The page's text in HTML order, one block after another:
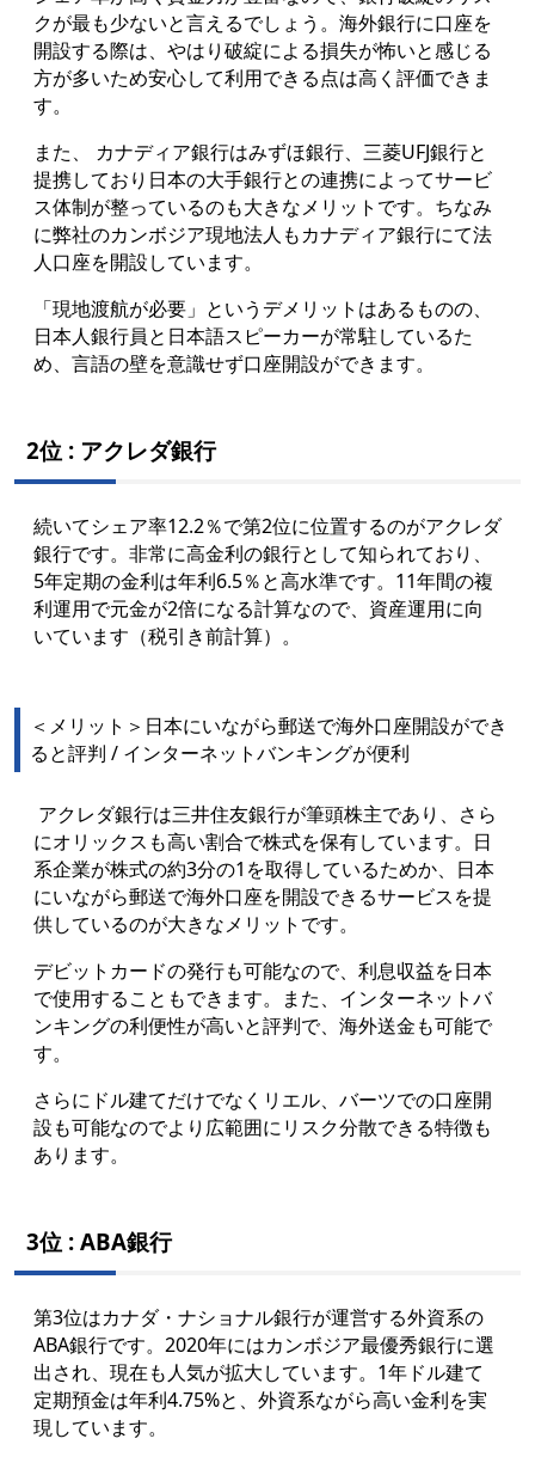
クが最も少ないと言えるでしょう。海外銀行に口座を
開設する際は、やはり破綻による損失が怖いと感じる
方が多いため安心して利用できる点は高く評価できま
す。
また、 カナディア銀行はみずほ銀行、三菱UFJ銀行と
提携しており日本の大手銀行との連携によってサービ
ス体制が整っているのも大きなメリットです。ちなみ
に弊社のカンボジア現地法人もカナディア銀行にて法
人口座を開設しています。
「現地渡航が必要」というデメリットはあるものの、
日本人銀行員と日本語スピーカーが常駐しているた
め、言語の壁を意識せず口座開設ができます。
2位 : アクレダ銀行
続いてシェア率12.2％で第2位に位置するのがアクレダ
銀行です。非常に高金利の銀行として知られており、
5年定期の金利は年利6.5％と高水準です。11年間の複
利運用で元金が2倍になる計算なので、資産運用に向
いています（税引き前計算）。
＜メリット＞日本にいながら郵送で海外口座開設ができ
ると評判 / インターネットバンキングが便利
アクレダ銀行は三井住友銀行が筆頭株主であり、さら
にオリックスも高い割合で株式を保有しています。日
系企業が株式の約3分の1を取得しているためか、日本
にいながら郵送で海外口座を開設できるサービスを提
供しているのが大きなメリットです。
デビットカードの発行も可能なので、利息収益を日本
で使用することもできます。また、インターネットバ
ンキングの利便性が高いと評判で、海外送金も可能で
す。
さらにドル建てだけでなくリエル、バーツでの口座開
設も可能なのでより広範囲にリスク分散できる特徴も
あります。
3位 : ABA銀行
第3位はカナダ・ナショナル銀行が運営する外資系の
ABA銀行です。2020年にはカンボジア最優秀銀行に選
出され、現在も人気が拡大しています。 1年ドル建て
定期預金は年利4.75%と、外資系ながら高い金利を実
現しています。